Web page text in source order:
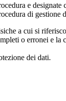
e
di
a cui si
o erronei e
dei dati.